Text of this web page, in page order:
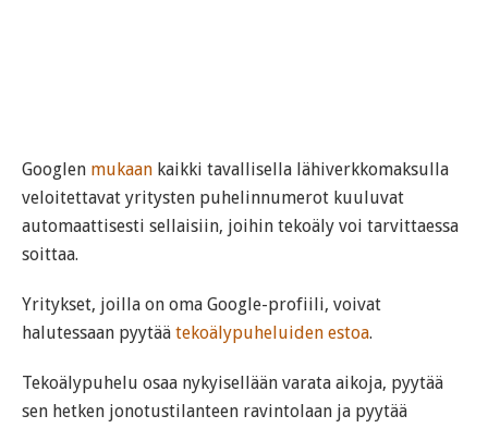
Googlen mukaan kaikki tavallisella lähiverkkomaksulla
veloitettavat yritysten puhelinnumerot kuuluvat
automaattisesti sellaisiin, joihin tekoäly voi tarvittaessa
soittaa.
Yritykset, joilla on oma Google-profiili, voivat
halutessaan pyytää tekoälypuheluiden estoa.
Tekoälypuhelu osaa nykyisellään varata aikoja, pyytää
sen hetken jonotustilanteen ravintolaan ja pyytää